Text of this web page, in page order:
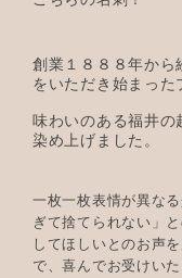
創業１８８８年から
をいただき始まった
味わいのある福井の
染め上げました。
一枚一枚表情が異な
ぎて捨てられない」
してほしいとのお声
で、喜んでお受けいた